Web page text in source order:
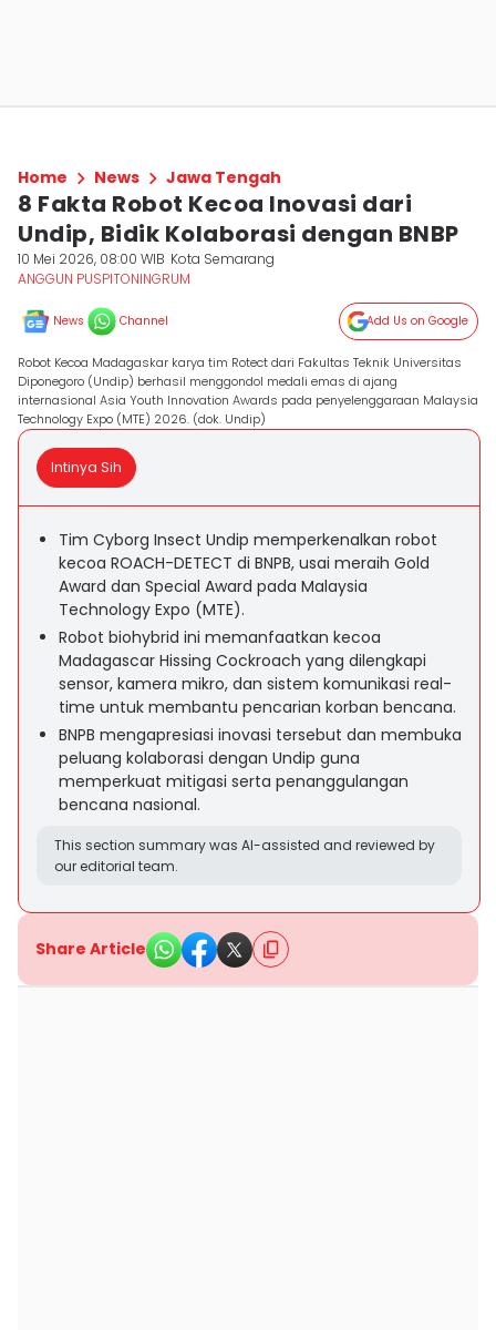
Home News Jawa Tengah
8 Fakta Robot Kecoa Inovasi dari
Undip, Bidik Kolaborasi dengan BNBP
10 Mei 2026, 08:00 WIB Kota Semarang
ANGGUN PUSPITONINGRUM
News Channel Add Us on Google
Robot Kecoa Madagaskar karya tim Rotect dari Fakultas Teknik Universitas
Diponegoro (Undip) berhasil menggondol medali emas di ajang
internasional Asia Youth Innovation Awards pada penyelenggaraan Malaysia
Technology Expo (MTE) 2026. (dok. Undip)
Intinya Sih
Tim Cyborg Insect Undip memperkenalkan robot
kecoa ROACH-DETECT di BNPB, usai meraih Gold
Award dan Special Award pada Malaysia
Technology Expo (MTE).
Robot biohybrid ini memanfaatkan kecoa
Madagascar Hissing Cockroach yang dilengkapi
sensor, kamera mikro, dan sistem komunikasi real-
time untuk membantu pencarian korban bencana.
BNPB mengapresiasi inovasi tersebut dan membuka
peluang kolaborasi dengan Undip guna
memperkuat mitigasi serta penanggulangan
bencana nasional.
This section summary was AI-assisted and reviewed by
our editorial team.
Share Article